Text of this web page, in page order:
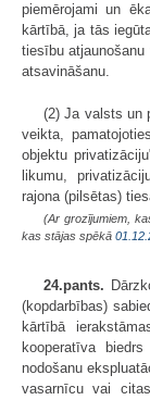
piemērojami un
kārtībā, ja tās
tiesību
atsavināšanu.
(2) Ja valsts un
veikta,
objektu
likumu,
rajona (pilsētas)
(Ar grozījumiem,
kas stājas spēkā
24.pants.
(kopdarbības)
kārtībā
kooperatīva
nodošanu
vasarnīcu vai